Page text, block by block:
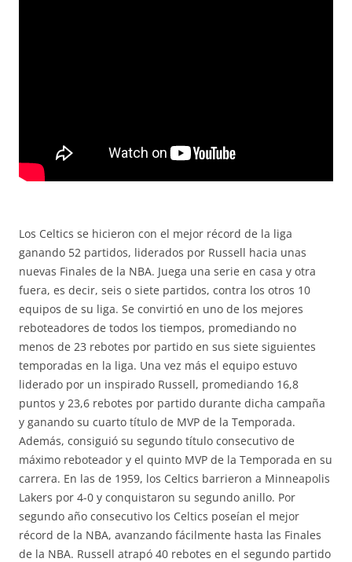
Los Celtics se hicieron con el mejor récord de la liga
ganando 52 partidos, liderados por Russell hacia unas
nuevas Finales de la NBA. Juega una serie en casa y otra
fuera, es decir, seis o siete partidos, contra los otros 10
equipos de su liga. Se convirtió en uno de los mejores
reboteadores de todos los tiempos, promediando no
menos de 23 rebotes por partido en sus siete siguientes
temporadas en la liga. Una vez más el equipo estuvo
liderado por un inspirado Russell, promediando 16,8
puntos y 23,6 rebotes por partido durante dicha campaña
y ganando su cuarto título de MVP de la Temporada.
Además, consiguió su segundo título consecutivo de
máximo reboteador y el quinto MVP de la Temporada en su
carrera. En las de 1959, los Celtics barrieron a Minneapolis
Lakers por 4-0 y conquistaron su segundo anillo. Por
segundo año consecutivo los Celtics poseían el mejor
récord de la NBA, avanzando fácilmente hasta las Finales
de la NBA. Russell atrapó 40 rebotes en el segundo partido